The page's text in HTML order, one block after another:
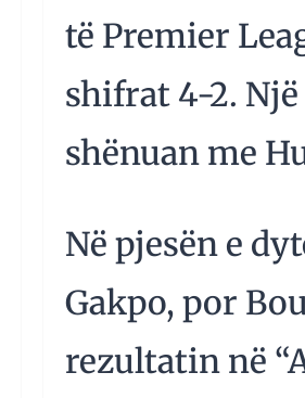
të Premier
shifrat 4-2.
shënuan me
Në pjesën e
Gakpo, por
rezultatin në